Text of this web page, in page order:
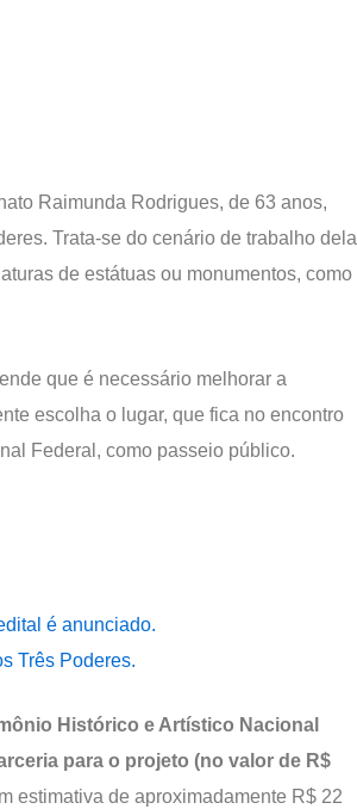
Raimunda Rodrigues, de 63 anos,
Trata-se do cenário de trabalho dela
de estátuas ou monumentos, como
que é necessário melhorar a
escolha o lugar, que fica no encontro
Federal, como passeio público.
é anunciado.
Três Poderes.
Histórico e Artístico Nacional
para o projeto (no valor de R$
estimativa de aproximadamente R$ 22